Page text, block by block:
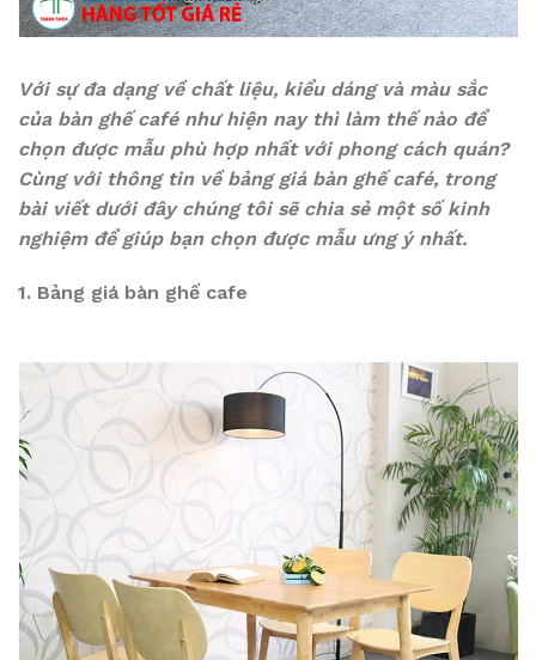
Với sự đa dạng về chất liệu, kiểu dáng và màu sắc
của bàn ghế café như hiện nay thì làm thế nào để
chọn được mẫu phù hợp nhất với phong cách quán?
Cùng với thông tin về bảng giá bàn ghế café, trong
bài viết dưới đây chúng tôi sẽ chia sẻ một số kinh
nghiệm để giúp bạn chọn được mẫu ưng ý nhất.
1. Bảng giá bàn ghế cafe